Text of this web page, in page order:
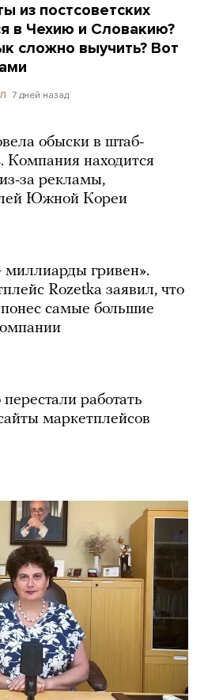
из постсоветских
в Чехию и Словакию?
сложно выучить? Вот
7 дней назад
обыски в штаб-
Компания находится
за рекламы,
Южной Кореи
гривен».
Rozetka заявил, что
самые большие
работать
маркетплейсов